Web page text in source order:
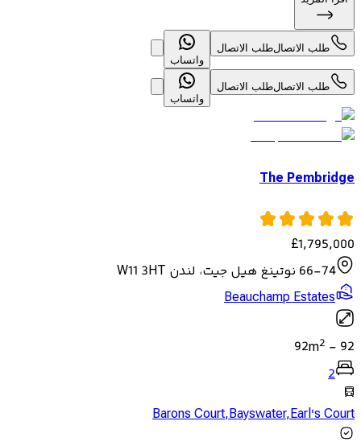
طلب الاتصالطلب الاتصال
واتساب
طلب الاتصالطلب الاتصال
واتساب
The Pembridge
£1,795,000
66-74 نوتينغ هيل جيت، لندن W11 3HT
Beauchamp Estates
92
-
92m2
2
Barons Court,Bayswater,Earl's Court